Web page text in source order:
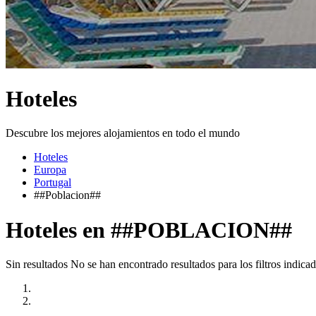
Hoteles
Descubre los mejores alojamientos en todo el mundo
Hoteles
Europa
Portugal
##Poblacion##
Hoteles en ##POBLACION##
Sin resultados No se han encontrado resultados para los filtros